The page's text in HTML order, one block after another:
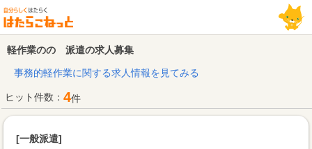
軽作業のの 派遣の求人募集
事務的軽作業に関する求人情報を見てみる
ヒット件数： 4件
[一般派遣]